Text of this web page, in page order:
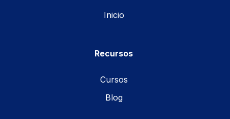
Inicio
Recursos
Cursos
Blog